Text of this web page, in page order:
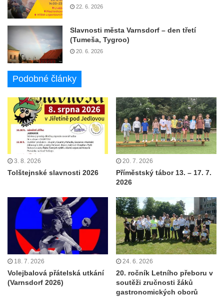
22. 6. 2026
Slavnosti města Varnsdorf – den třetí
(Tumeša, Tygroo)
20. 6. 2026
Podobné články
3. 8. 2026
Tolštejnské slavnosti 2026
20. 7. 2026
Příměstský tábor 13. – 17. 7.
2026
18. 7. 2026
Volejbalová přátelská utkání
(Varnsdorf 2026)
24. 6. 2026
20. ročník Letního přeboru v
soutěži zručnosti žáků
gastronomických oborů